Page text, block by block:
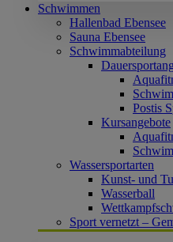
Schwimmen
Hallenbad Ebensee
Sauna Ebensee
Schwimmabteilung
Postis
Kursangebote
Wassersportarten
Kunst- und
Wasserball
Sport vernetzt –